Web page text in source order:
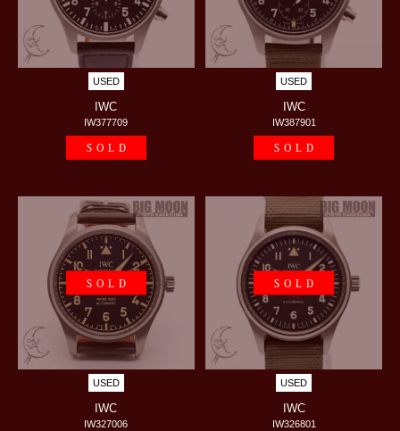
USED
IWC
IW377709
SOLD
USED
IWC
IW387901
SOLD
SOLD
USED
IWC
IW327006
SOLD
USED
IWC
IW326801